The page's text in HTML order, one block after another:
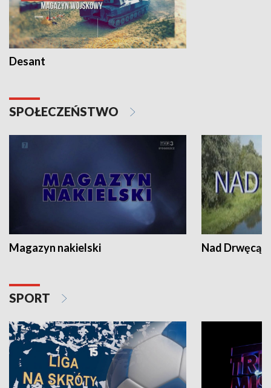
Desant
SPOŁECZEŃSTWO
Magazyn nakielski Nad Drwęcą
SPORT